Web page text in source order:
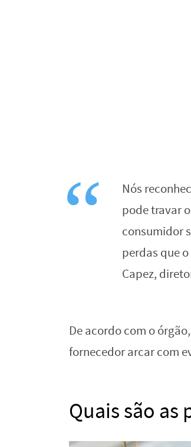
Nós
pode travar
consumidor
perdas que
Capez,
De acordo com o
fornecedor arcar com
Quais são as